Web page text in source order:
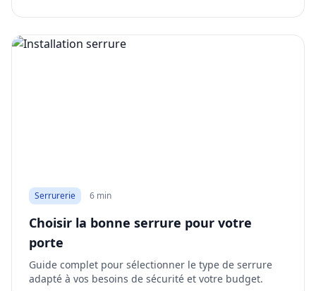
Serrurerie 6 min
Choisir la bonne serrure pour votre
porte
Guide complet pour sélectionner le type de serrure
adapté à vos besoins de sécurité et votre budget.